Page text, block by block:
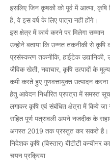
इसलिए जिन कृषकों को पूर्व में आत्मा, कृषि
है, वे इस वर्ष के लिए पात्रा नही होंगे।
इस क्षेत्र में कार्य करने पर मिलेगा सम्मान
उन्होने बताया कि उन्नत तकनीकी से कृषि
प्रसंस्करण तकनीकि, हाईटेक उद्यानिकी,
जैविक खेती, नवाचार, कृषि उत्पादों के
कमी करते हुए गुणवत्तायुक्त उत्पादन
हेतु आवेदन निर्धारित प्रपत्रा में समस्त
लगाकर कृषि एवं संबंधित क्षेत्रा में किये जा
सहित पूर्ण पत्रावली अपने नजदीक के
अगस्त 2019 तक प्रस्तुत कर सकते है।
निदेशक कृषि (विस्तार) बीटीटी कन्वीनर
चयन प्रक्रिया